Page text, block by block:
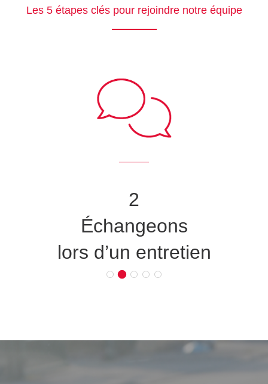
Les 5 étapes clés pour rejoindre notre équipe
2
Échangeons
lors d’un entretien